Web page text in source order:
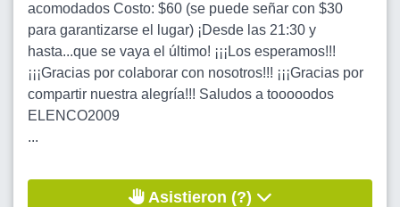
acomodados Costo: $60 (se puede señar con $30
para garantizarse el lugar) ¡Desde las 21:30 y
hasta...que se vaya el último! ¡¡¡Los esperamos!!!
¡¡¡Gracias por colaborar con nosotros!!! ¡¡¡Gracias por
compartir nuestra alegría!!! Saludos a tooooodos
ELENCO2009
...
Asistieron (?)